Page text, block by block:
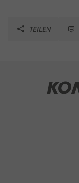
TEILEN